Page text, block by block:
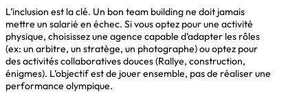
L’inclusion est la clé. Un bon team building ne doit jamais
mettre un salarié en échec. Si vous optez pour une activité
physique, choisissez une agence capable d’adapter les rôles
(ex: un arbitre, un stratège, un photographe) ou optez pour
des activités collaboratives douces (Rallye, construction,
énigmes). L’objectif est de jouer ensemble, pas de réaliser une
performance olympique.